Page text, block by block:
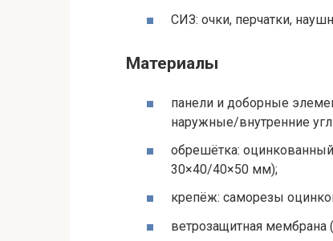
СИЗ: очки, перчатки,
Материалы
панели и доборные
наружные/внутренние
обрешётка:
30×40/40×50 мм);
крепёж: саморезы
ветрозащитная мембрана